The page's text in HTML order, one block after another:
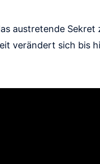
austretende
verändert sich bis